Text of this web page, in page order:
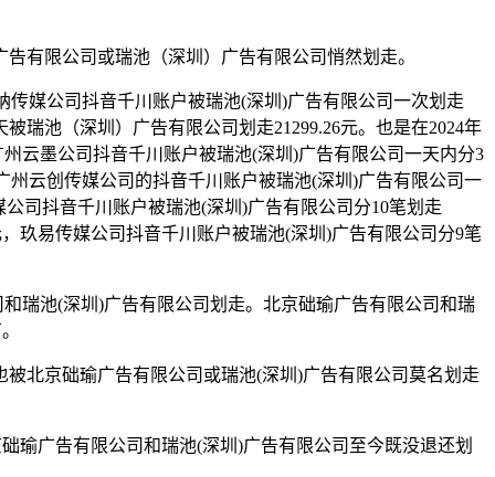
有限公司或瑞池（深圳）广告有限公司悄然划走。
传媒公司抖音千川账户被瑞池(深圳)广告有限公司一次划走
瑞池（深圳）广告有限公司划走21299.26元。也是在2024年
云墨公司抖音千川账户被瑞池(深圳)广告有限公司一天内分3
州云创传媒公司的抖音千川账户被瑞池(深圳)广告有限公司一
司抖音千川账户被瑞池(深圳)广告有限公司分10笔划走
玖易传媒公司抖音千川账户被瑞池(深圳)广告有限公司分9笔
瑞池(深圳)广告有限公司划走。北京础瑜广告有限公司和瑞
北京础瑜广告有限公司或瑞池(深圳)广告有限公司莫名划走
瑜广告有限公司和瑞池(深圳)广告有限公司至今既没退还划